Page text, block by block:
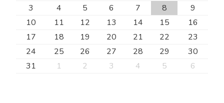
3
4 5 6 7 8
9
10
11 12 13 14 15
16
17
18 19 20 21 22
23
24
25 26 27 28 29
30
31
1 2 3 4 5 6